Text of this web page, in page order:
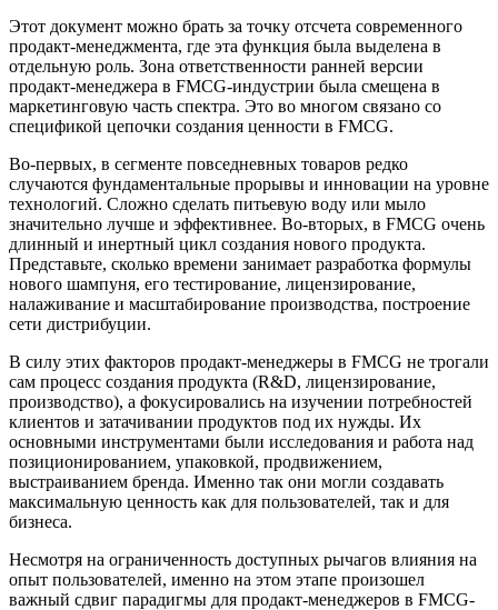
Этот документ можно брать за точку отсчета современного
продакт-менеджмента, где эта функция была выделена в
отдельную роль. Зона ответственности ранней версии
продакт-менеджера в FMCG-индустрии была смещена в
маркетинговую часть спектра. Это во многом связано со
спецификой цепочки создания ценности в FMCG.
Во-первых, в сегменте повседневных товаров редко
случаются фундаментальные прорывы и инновации на уровне
технологий. Сложно сделать питьевую воду или мыло
значительно лучше и эффективнее. Во-вторых, в FMCG очень
длинный и инертный цикл создания нового продукта.
Представьте, сколько времени занимает разработка формулы
нового шампуня, его тестирование, лицензирование,
налаживание и масштабирование производства, построение
сети дистрибуции.
В силу этих факторов продакт-менеджеры в FMCG не трогали
сам процесс создания продукта (R&D, лицензирование,
производство), а фокусировались на изучении потребностей
клиентов и затачивании продуктов под их нужды. Их
основными инструментами были исследования и работа над
позиционированием, упаковкой, продвижением,
выстраиванием бренда. Именно так они могли создавать
максимальную ценность как для пользователей, так и для
бизнеса.
Несмотря на ограниченность доступных рычагов влияния на
опыт пользователей, именно на этом этапе произошел
важный сдвиг парадигмы для продакт-менеджеров в FMCG-